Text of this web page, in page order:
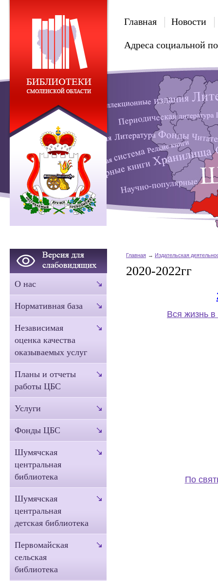
Главная Новости
Адреса социальной
Главная Издательская
2020-2022гг
Вся жизнь
По
О нас
Нормативная база
Независимая
оценка качества
оказываемых услуг
Планы и отчеты
работы ЦБС
Услуги
Фонды ЦБС
Шумячская
центральная
библиотека
Шумячская
центральная
детская библиотека
Первомайская
сельская
библиотека